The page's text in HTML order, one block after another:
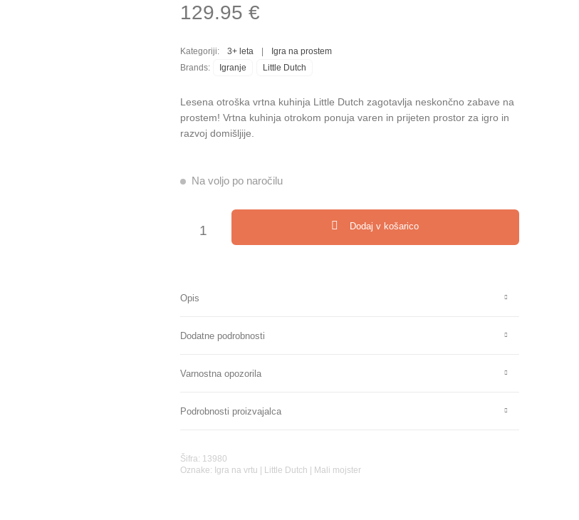
129.95 €
Kategoriji: 3+ leta
Igra na prostem
Brands:
Igranje Little Dutch
Lesena otroška vrtna kuhinja Little Dutch zagotavlja neskončno zabave na
prostem! Vrtna kuhinja otrokom ponuja varen in prijeten prostor za igro in
razvoj domišljije.
Na voljo po naročilu
Lesena vrtna kuhinja Little Dutch količina
Dodaj v košarico
Opis
Dodatne podrobnosti
Varnostna opozorila
Podrobnosti proizvajalca
Šifra: 13980
Oznake: Igra na vrtu Little Dutch Mali mojster